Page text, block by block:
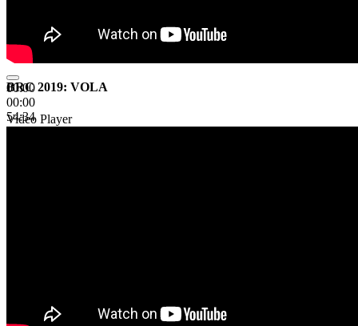
00:00
00:00
54:34
BRC 2019: VOLA
Video Player